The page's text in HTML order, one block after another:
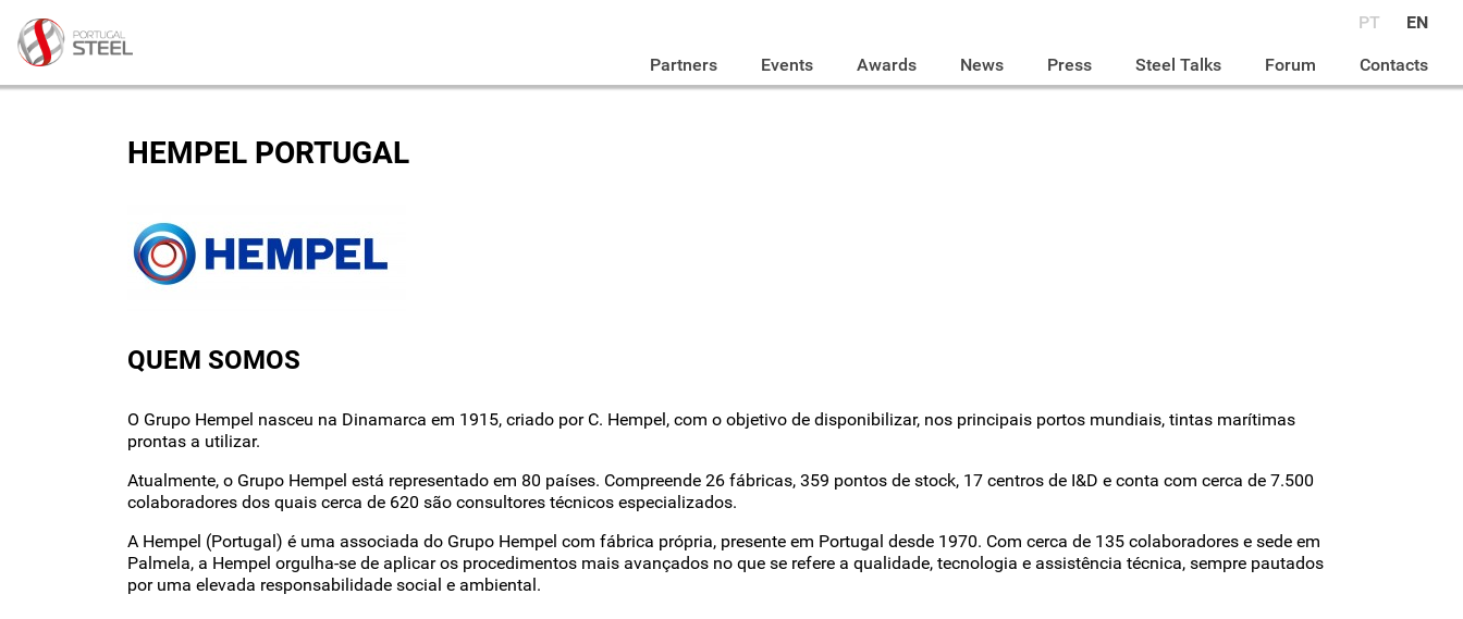
PT EN
Partners Events Awards News Press Steel Talks Forum Contacts
HEMPEL PORTUGAL
QUEM SOMOS
O Grupo Hempel nasceu na Dinamarca em 1915, criado por C. Hempel, com o objetivo de disponibilizar, nos principais portos mundiais, tintas marítimas
prontas a utilizar.
Atualmente, o Grupo Hempel está representado em 80 países. Compreende 26 fábricas, 359 pontos de stock, 17 centros de I&D e conta com cerca de 7.500
colaboradores dos quais cerca de 620 são consultores técnicos especializados.
A Hempel (Portugal) é uma associada do Grupo Hempel com fábrica própria, presente em Portugal desde 1970. Com cerca de 135 colaboradores e sede em
Palmela, a Hempel orgulha-se de aplicar os procedimentos mais avançados no que se refere a qualidade, tecnologia e assistência técnica, sempre pautados
por uma elevada responsabilidade social e ambiental.